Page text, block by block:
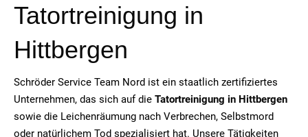
Tatortreinigung in
Hittbergen
Schröder Service Team Nord ist ein staatlich zertifiziertes
Unternehmen, das sich auf die Tatortreinigung in Hittbergen
sowie die Leichenräumung nach Verbrechen, Selbstmord
oder natürlichem Tod spezialisiert hat. Unsere Tätigkeiten